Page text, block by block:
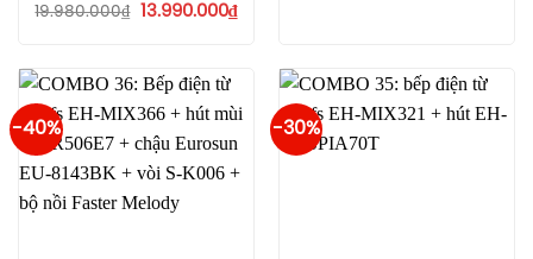
19.980.000₫
Giá
13.990.000₫Giá
13.990.000₫.
-40% -30%